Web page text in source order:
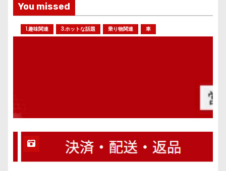
You missed
1.趣味関連 3.ホットな話題 乗り物関連 車